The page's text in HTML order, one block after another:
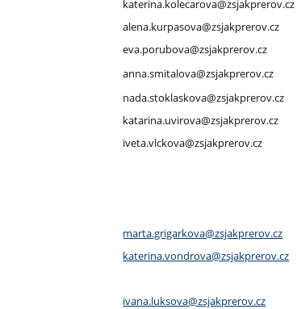
katerina.kolecarova@zsjakprerov.cz
alena.kurpasova@zsjakprerov.cz
eva.porubova@zsjakprerov.cz
anna.smitalova@zsjakprerov.cz
nada.stoklaskova@zsjakprerov.cz
katarina.uvirova@zsjakprerov.cz
iveta.vlckova@zsjakprerov.cz
marta.grigarkova@zsjakprerov.cz
katerina.vondrova@zsjakprerov.cz
ivana.luksova@zsjakprerov.cz